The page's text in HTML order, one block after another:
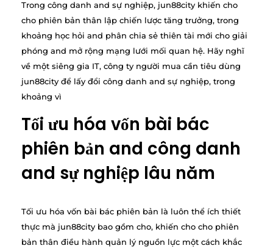
Trong công danh and sự nghiệp, jun88city khiến cho
cho phiên bản thân lập chiến lược tăng trưởng, trong
khoảng học hỏi and phân chia sẻ thiên tài mới cho giải
phóng and mở rộng mạng lưới mối quan hệ. Hãy nghĩ
về một siêng gia IT, công ty người mua cần tiêu dùng
jun88city để lấy đổi công danh and sự nghiệp, trong
khoảng vì
Tối ưu hóa vốn bài bác
phiên bản and công danh
and sự nghiệp lâu năm
Tối ưu hóa vốn bài bác phiên bản là luôn thể ích thiết
thực mà jun88city bao gồm cho, khiến cho cho phiên
bản thân điều hành quản lý nguồn lực một cách khắc